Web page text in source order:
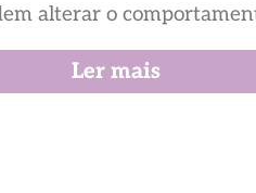
alterar o
Ler mais